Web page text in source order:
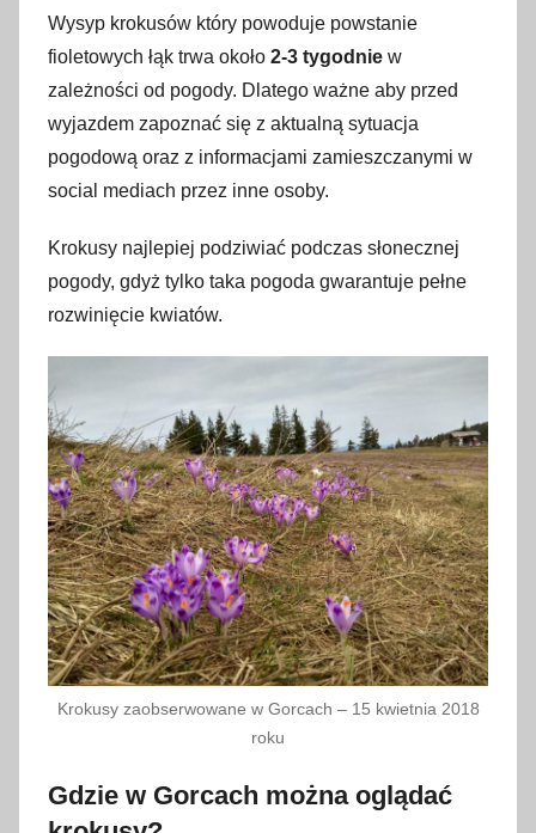
Wysyp krokusów który powoduje powstanie
fioletowych łąk trwa około 2-3 tygodnie w
zależności od pogody. Dlatego ważne aby przed
wyjazdem zapoznać się z aktualną sytuacja
pogodową oraz z informacjami zamieszczanymi w
social mediach przez inne osoby.
Krokusy najlepiej podziwiać podczas słonecznej
pogody, gdyż tylko taka pogoda gwarantuje pełne
rozwinięcie kwiatów.
Krokusy zaobserwowane w Gorcach – 15 kwietnia 2018
roku
Gdzie w Gorcach można oglądać